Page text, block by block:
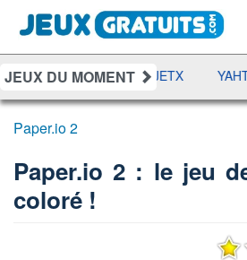
JEUX DU MOMENT
RAMI JETX
Paper.io 2
Paper.io 2 : le jeu
coloré !